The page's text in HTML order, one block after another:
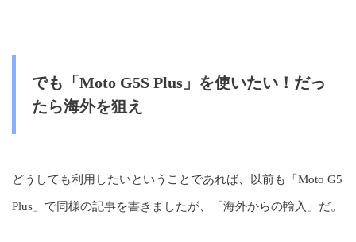
でも「Moto G5S Plus」を使いたい！だっ
たら海外を狙え
どうしても利用したいということであれば、以前も「Moto G5
Plus」で同様の記事を書きましたが、「海外からの輸入」だ。